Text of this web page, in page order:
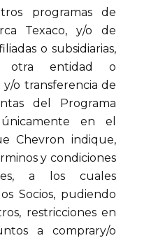
programas de
Texaco, y/o de
o subsidiarias,
otra entidad o
y/o transferencia de
del Programa
en el
Chevron indique,
y condiciones
a los cuales
Socios, pudiendo
restricciones en
a comprary/o